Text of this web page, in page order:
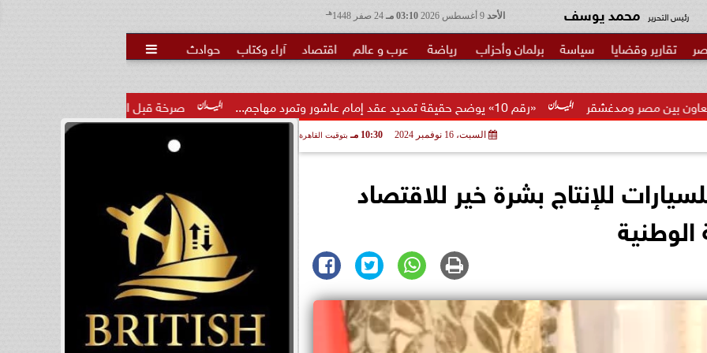
الأحد 03:10 مـ هـ رئيس التحرير محمد يوسف
تقارير وقضايا سياسة برلمان وأحزاب رياضة عرب و عالم اقتصاد آراء وكتاب حوادث 
صرخة قبل الكارثة.. بلاغ إلى النائب العام ووزير الشباب «رقم 10» يوضح حقيقة تمديد عقد إمام عاشور وتمرد مهاجم...
السبت، 16 نوفمبر 2024 10:30 مـ بتوقيت القاهرة
للإنتاج بشرة خير للاقتصاد
الوطنية